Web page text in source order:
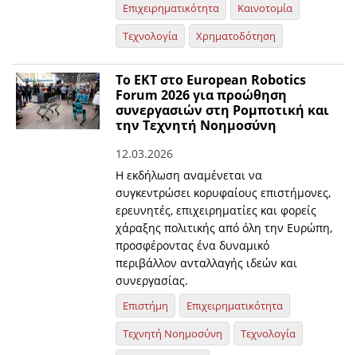
Επιχειρηματικότητα
Καινοτομία
Τεχνολογία
Χρηματοδότηση
Το ΕΚΤ στο European Robotics
Forum 2026 για προώθηση
συνεργασιών στη Ρομποτική και
την Τεχνητή Νοημοσύνη
12.03.2026
Η εκδήλωση αναμένεται να
συγκεντρώσει κορυφαίους επιστήμονες,
ερευνητές, επιχειρηματίες και φορείς
χάραξης πολιτικής από όλη την Ευρώπη,
προσφέροντας ένα δυναμικό
περιβάλλον ανταλλαγής ιδεών και
συνεργασίας.
Επιστήμη
Επιχειρηματικότητα
Τεχνητή Νοημοσύνη
Τεχνολογία